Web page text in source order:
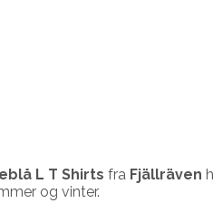
L T Shirts fra Fjällräven
og vinter.